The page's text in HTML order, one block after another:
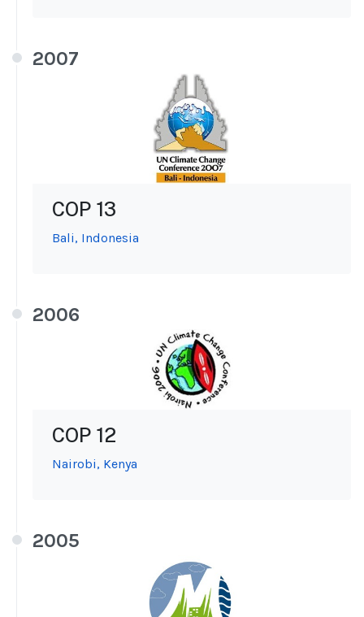
2007
COP 13
Bali, Indonesia
2006
COP 12
Nairobi, Kenya
2005